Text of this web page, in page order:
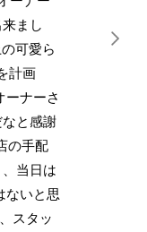
まし
可愛ら
計画
ーナーさ
と感謝
の手配
当日は
ないと思
スタッ